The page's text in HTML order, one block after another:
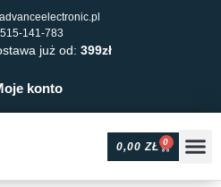
konto
już od: 399zł
515-141-783
0,00ZŁ 0